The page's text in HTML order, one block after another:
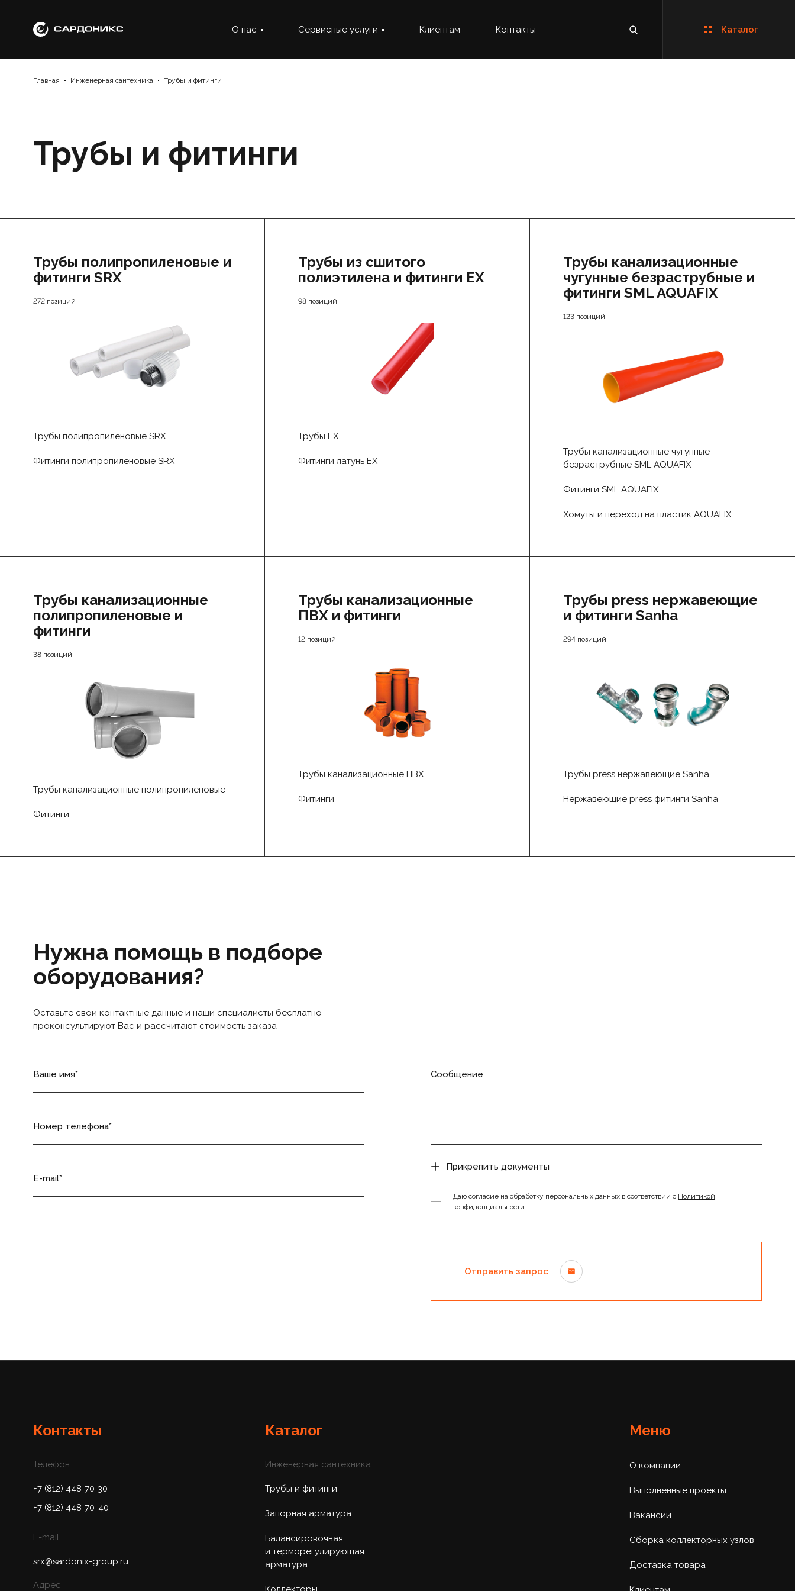
Каталог
О нас Сервисные услуги Клиентам Контакты
Главная Инженерная сантехника Трубы и фитинги
Трубы и фитинги
Трубы полипропиленовые и
фитинги SRX
272 позиций
Трубы полипропиленовые SRX
Фитинги полипропиленовые SRX
Трубы из сшитого
полиэтилена и фитинги EX
98 позиций
Трубы EX
Фитинги латунь EX
Трубы канализационные
чугунные безраструбные и
фитинги SML AQUAFIX
123 позиций
Трубы канализационные чугунные
безраструбные SML AQUAFIX
Фитинги SML AQUAFIX
Хомуты и переход на пластик AQUAFIX
Трубы канализационные
полипропиленовые и
фитинги
38 позиций
Трубы канализационные полипропиленовые
Фитинги
Трубы канализационные
ПВХ и фитинги
12 позиций
Трубы канализационные ПВХ
Фитинги
Трубы press нержавеющие
и фитинги Sanha
294 позиций
Трубы press нержавеющие Sanha
Нержавеющие press фитинги Sanha
Нужна помощь в подборе
оборудования?
Оставьте свои контактные данные и наши специалисты бесплатно
проконсультируют Вас и рассчитают стоимость заказа
Ваше имя
Номер телефона
E-mail
Сообщение
Прикрепить документы
Даю согласие на обработку персональных данных в соответствии с Политикой
конфиденциальности
Отправить запрос
Контакты
Телефон
+7 (812) 448-70-30
+7 (812) 448-70-40
E-mail
srx@sardonix-group.ru
Адрес
Каталог
Инженерная сантехника
Трубы и фитинги
Запорная арматура
Балансировочная
и терморегулирующая
арматура
Меню
О компании
Выполненные проекты
Вакансии
Сборка коллекторных узлов
Доставка товара